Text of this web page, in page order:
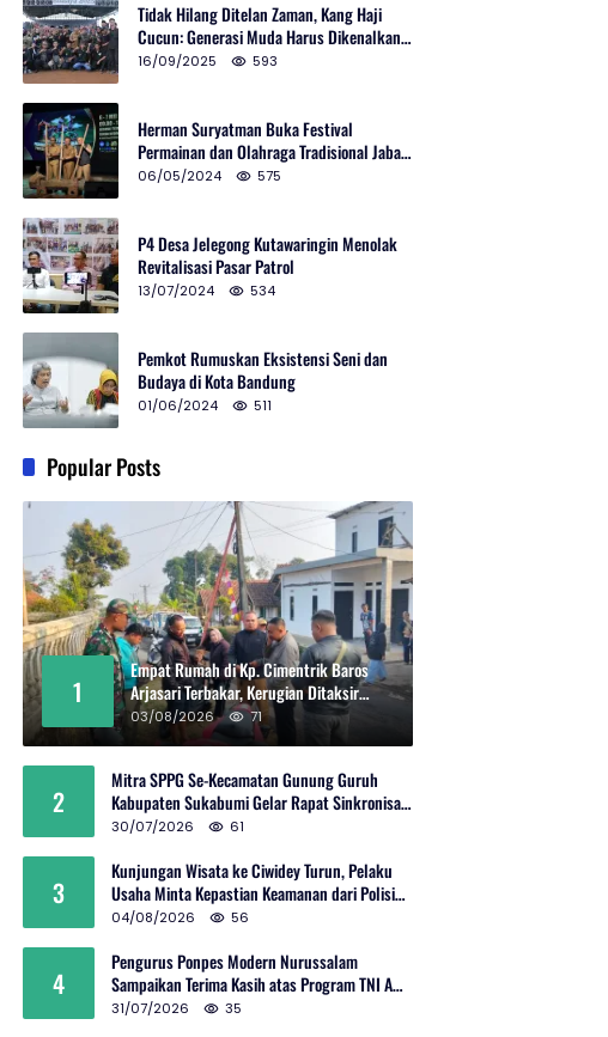
Tidak Hilang Ditelan Zaman, Kang Haji
Cucun: Generasi Muda Harus Dikenalkan
Pencak Silat
16/09/2025 593
Herman Suryatman Buka Festival
Permainan dan Olahraga Tradisional Jabar
2024 di Gedung Teater Tertutup
06/05/2024 575
P4 Desa Jelegong Kutawaringin Menolak
Revitalisasi Pasar Patrol
13/07/2024 534
Pemkot Rumuskan Eksistensi Seni dan
Budaya di Kota Bandung
01/06/2024 511
Popular Posts
1
Empat Rumah di Kp. Cimentrik Baros
Arjasari Terbakar, Kerugian Ditaksir
Rp600 Juta
03/08/2026 71
2
Mitra SPPG Se-Kecamatan Gunung Guruh
Kabupaten Sukabumi Gelar Rapat Sinkronisasi
Pemetaan Penerima Manfaat MBG
30/07/2026 61
3
Kunjungan Wisata ke Ciwidey Turun, Pelaku
Usaha Minta Kepastian Keamanan dari Polisi
dan Pemprov Jabar
04/08/2026 56
4
Pengurus Ponpes Modern Nurussalam
Sampaikan Terima Kasih atas Program TNI AD
Manunggal Air
31/07/2026 35